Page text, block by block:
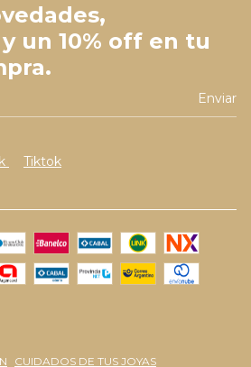
un 10% off en tu
Tiktok
CUIDADOS DE TUS JOYAS